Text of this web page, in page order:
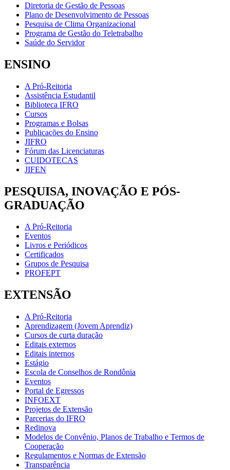
Diretoria de Gestão de Pessoas
Plano de Desenvolvimento de Pessoas
Pesquisa de Clima Organizacional
Programa de Gestão do Teletrabalho
Saúde do Servidor
ENSINO
A Pró-Reitoria
Assistência Estudantil
Biblioteca IFRO
Cursos
Programas e Bolsas
Publicações do Ensino
JIFRO
Fórum das Licenciaturas
CUIDOTECAS
JIFEN
PESQUISA, INOVAÇÃO E PÓS-
GRADUAÇÃO
A Pró-Reitoria
Eventos
Livros e Periódicos
Certificados
Grupos de Pesquisa
PROFEPT
EXTENSÃO
A Pró-Reitoria
Aprendizagem (Jovem Aprendiz)
Cursos de curta duração
Editais externos
Editais internos
Estágio
Escola de Conselhos de Rondônia
Eventos
Portal de Egressos
INFOEXT
Projetos de Extensão
Parcerias do IFRO
Redinova
Modelos de Convênio, Planos de Trabalho e Termos de
Cooperação
Regulamentos e Normas de Extensão
Transparência